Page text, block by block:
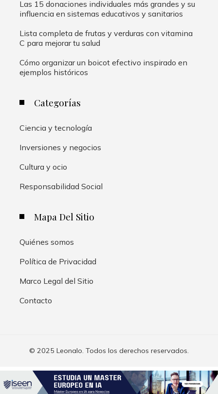
Las 15 donaciones individuales más grandes y su
influencia en sistemas educativos y sanitarios
Lista completa de frutas y verduras con vitamina
C para mejorar tu salud
Cómo organizar un boicot efectivo inspirado en
ejemplos históricos
Categorías
Ciencia y tecnología
Inversiones y negocios
Cultura y ocio
Responsabilidad Social
Mapa Del Sitio
Quiénes somos
Política de Privacidad
Marco Legal del Sitio
Contacto
© 2025 Leonalo. Todos los derechos reservados.